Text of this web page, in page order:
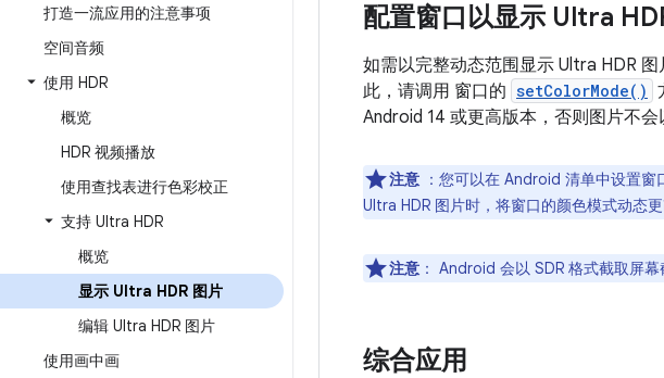
打造一流应用的注意事项
空间音频
使用 HDR
概览
HDR 视频播放
使用查找表进行色彩校正
支持 Ultra HDR
概览
显示 Ultra HDR 图片
编辑 Ultra HDR 图片
使用画中画
配置窗口以显示 Ultra
如需以完整动态范围显示 Ultra HDR
此，请调用 窗口的 setColorMode()
Android 14 或更高版本，否则图片不会
注意 ：您可以在 Android 清单中设置
Ultra HDR 图片时，将窗口的颜色模式动态更
注意 ： Android 会以 SDR 格式截取屏幕
综合应用